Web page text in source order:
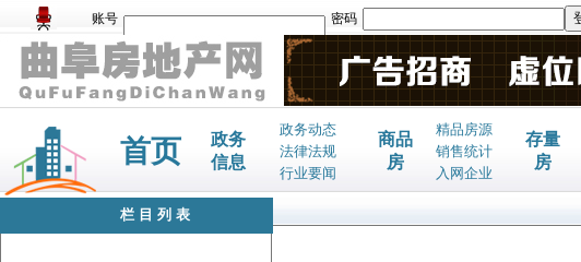
账号 密码
首页
政务
信息
政务动态
法律法规
行业要闻
商品
房
精品房源
销售统计
入网企业
存量
房
栏目列表